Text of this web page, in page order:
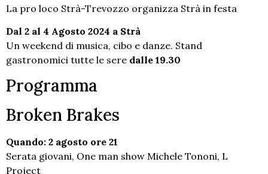
La pro loco Strà-Trevozzo organizza Strà in festa
Dal 2 al 4 Agosto 2024 a Strà
Un weekend di musica, cibo e danze. Stand
gastronomici tutte le sere dalle 19.30
Programma
Broken Brakes
Quando: 2 agosto ore 21
Serata giovani, One man show Michele Tononi, L
Project